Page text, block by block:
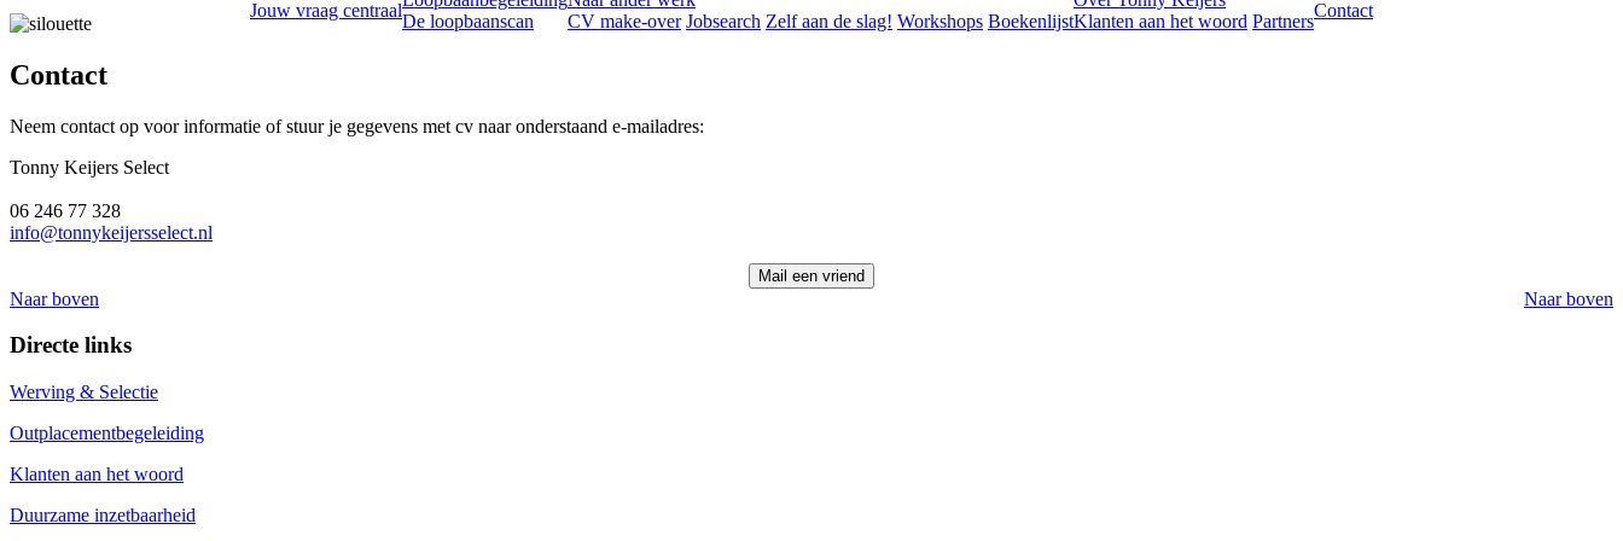
Jouw vraag centraal
De loopbaanscan
CV make-over Jobsearch Zelf aan de slag! Workshops BoekenlijstKlanten aan het woord Partners
Contact
Contact
Neem contact op voor informatie of stuur je gegevens met cv naar onderstaand e-mailadres:
Tonny Keijers Select
06 246 77 328
info@tonnykeijersselect.nl
Naar boven Naar boven
Directe links
Werving & Selectie
Outplacementbegeleiding
Klanten aan het woord
Duurzame inzetbaarheid